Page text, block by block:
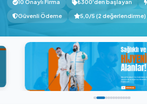
karşılaştırın, güvenle hizmet alın.
Güvenli Ödeme 5,0/5 (2